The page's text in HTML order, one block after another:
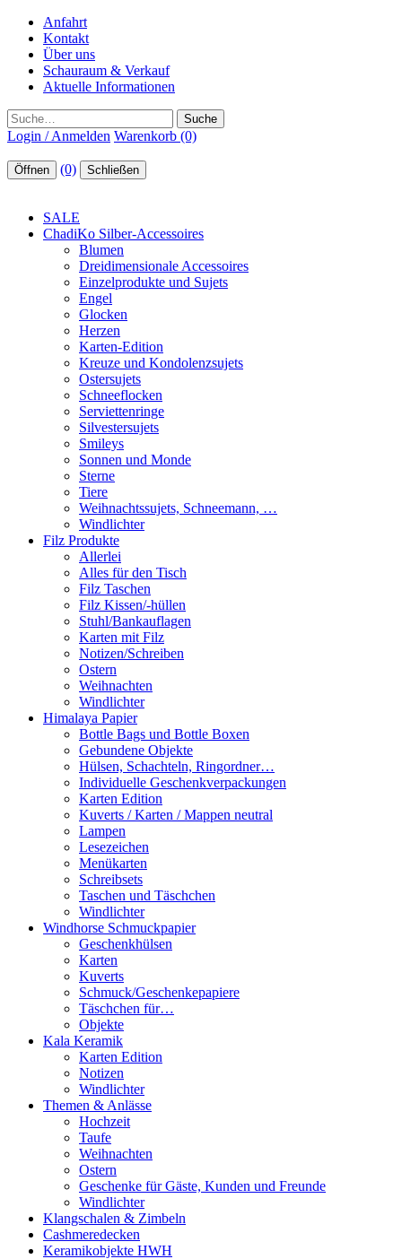
Anfahrt
Kontakt
Über uns
Schauraum & Verkauf
Aktuelle Informationen
Suche
Login / Anmelden Warenkorb (0)
Öffnen (0) Schließen
SALE
ChadiKo Silber-Accessoires
Blumen
Dreidimensionale Accessoires
Einzelprodukte und Sujets
Engel
Glocken
Herzen
Karten-Edition
Kreuze und Kondolenzsujets
Ostersujets
Schneeflocken
Serviettenringe
Silvestersujets
Smileys
Sonnen und Monde
Sterne
Tiere
Weihnachtssujets, Schneemann, …
Windlichter
Filz Produkte
Allerlei
Alles für den Tisch
Filz Taschen
Filz Kissen/-hüllen
Stuhl/Bankauflagen
Karten mit Filz
Notizen/Schreiben
Ostern
Weihnachten
Windlichter
Himalaya Papier
Bottle Bags und Bottle Boxen
Gebundene Objekte
Hülsen, Schachteln, Ringordner…
Individuelle Geschenkverpackungen
Karten Edition
Kuverts / Karten / Mappen neutral
Lampen
Lesezeichen
Menükarten
Schreibsets
Taschen und Täschchen
Windlichter
Windhorse Schmuckpapier
Geschenkhülsen
Karten
Kuverts
Schmuck/Geschenkepapiere
Täschchen für…
Objekte
Kala Keramik
Karten Edition
Notizen
Windlichter
Themen & Anlässe
Hochzeit
Taufe
Weihnachten
Ostern
Geschenke für Gäste, Kunden und Freunde
Windlichter
Klangschalen & Zimbeln
Cashmeredecken
Keramikobjekte HWH